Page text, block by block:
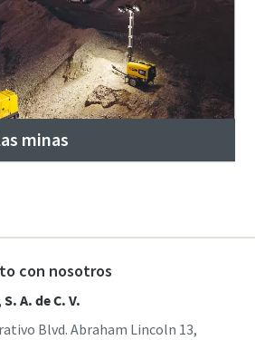
minas
con nosotros
A. de C. V.
Blvd. Abraham Lincoln 13,